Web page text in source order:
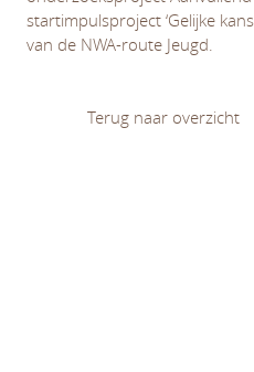
startimpulsproject ‘Gelijke
van de NWA-route Jeugd.
Terug naar overzicht